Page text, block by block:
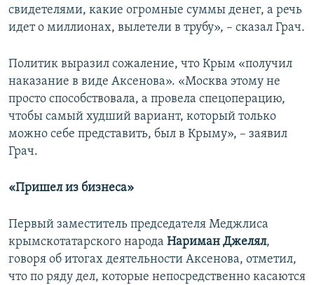
свидетелями, какие огромные суммы денег, а речь
идет о миллионах, вылетели в трубу», – сказал Грач.
Политик выразил сожаление, что Крым «получил
наказание в виде Аксенова». «Москва этому не
просто способствовала, а провела спецоперацию,
чтобы самый худший вариант, который только
можно себе представить, был в Крыму», – заявил
Грач.
«Пришел из бизнеса»
Первый заместитель председателя Меджлиса
крымскотатарского народа Нариман Джелял,
говоря об итогах деятельности Аксенова, отметил,
что по ряду дел, которые непосредственно касаются